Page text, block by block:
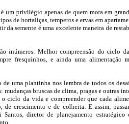
um privilégio apenas de quem mora em
de hortaliças, temperos e ervas em
da semente é uma excelente maneira de
inúmeros. Melhor compreensão do ciclo
fresquinhos, e ainda uma alimentação
de uma plantinha nos lembra de todos os
mudanças bruscas de clima, pragas e outras
o ciclo da vida e compreender que cada
de crescimento e de colheita. E assim,
Santos, diretor de planejamento estratégico